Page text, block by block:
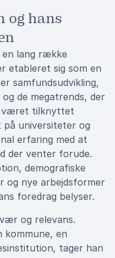
og hans
en lang række
etableret sig som en
samfundsudvikling,
de megatrends, der
været tilknyttet
universiteter og
erfaring med at
der venter forude.
demografiske
og nye arbejdsformer
foredrag belyser.
og relevans.
kommune, en
tager han